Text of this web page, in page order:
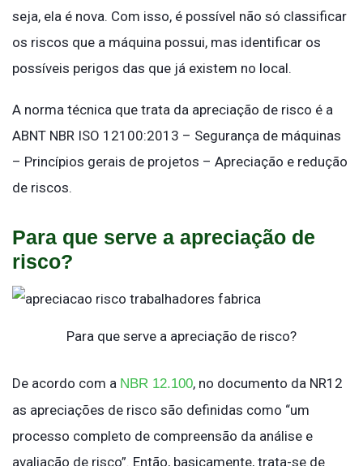
seja, ela é nova. Com isso, é possível não só classificar
os riscos que a máquina possui, mas identificar os
possíveis perigos das que já existem no local.
A norma técnica que trata da apreciação de risco é a
ABNT NBR ISO 12100:2013 – Segurança de máquinas
– Princípios gerais de projetos – Apreciação e redução
de riscos.
Para que serve a apreciação de
risco?
Para que serve a apreciação de risco?
De acordo com a NBR 12.100, no documento da NR12
as apreciações de risco são definidas como “um
processo completo de compreensão da análise e
avaliação de risco”. Então, basicamente, trata-se de